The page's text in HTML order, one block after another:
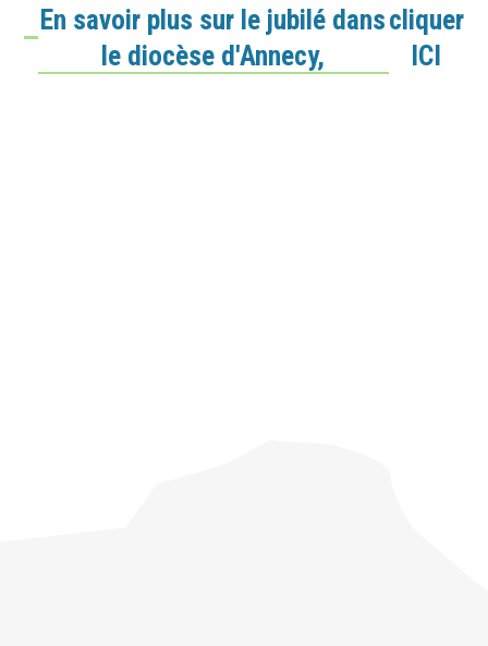
En savoir plus sur le jubilé dans
le diocèse d'Annecy,
cliquer
ICI